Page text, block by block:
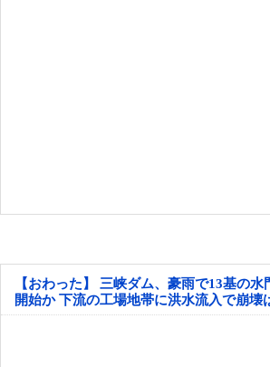
【おわった】 三峡ダム、豪雨で13基の
開始か 下流の工場地帯に洪水流入で崩壊